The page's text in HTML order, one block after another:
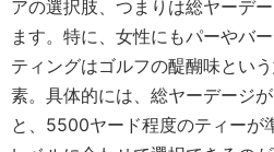
アの選択肢、つまりは総ヤーデ
ます。特に、女性にもパーやバ
ティングはゴルフの醍醐味とい
素。具体的には、総ヤーデージ
と、5500ヤード程度のティーが